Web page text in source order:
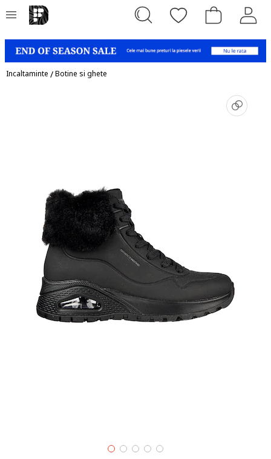
Incaltaminte /Botine si ghete